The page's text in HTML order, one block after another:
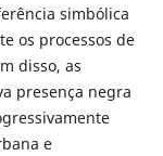
simbólica
os processos de
disso, as
presença negra
e